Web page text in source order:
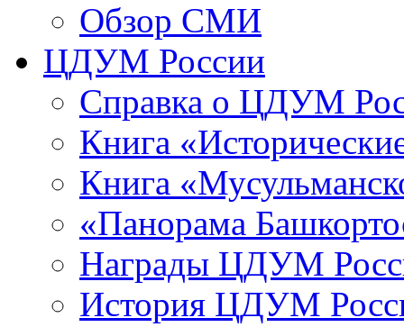
Обзор СМИ
ЦДУМ России
Справка о ЦДУМ
Книга
Книга
«Панорама
Награды ЦДУМ
История ЦДУМ